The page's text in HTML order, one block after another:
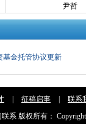
尹哲
基金托管协议更新
征稿启事 联系
系 版权所有：